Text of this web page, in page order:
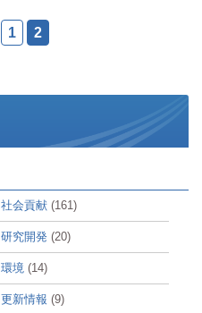
1 2
社会貢献 (161)
研究開発 (20)
環境 (14)
更新情報 (9)